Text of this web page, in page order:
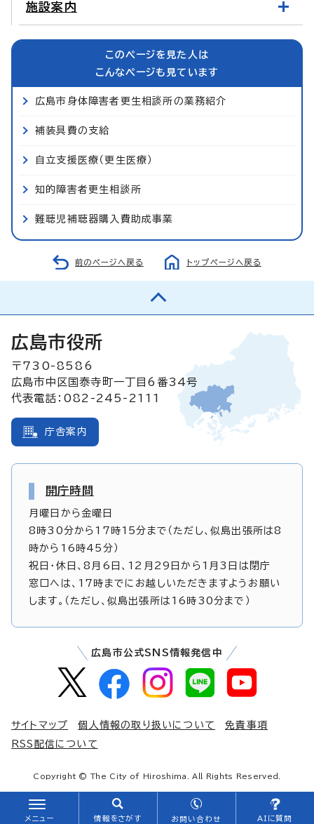
施設案内
このページを見た人は
こんなページも見ています
広島市身体障害者更生相談所の業務紹介
補装具費の支給
自立支援医療（更生医療）
知的障害者更生相談所
難聴児補聴器購入費助成事業
前のページへ戻る トップページへ戻る
メニュー 情報をさがす お問い合わせ AIに質問
広島市役所
〒730-8586
広島市中区国泰寺町一丁目6番34号
代表電話：082-245-2111
庁舎案内
開庁時間
月曜日から金曜日
8時30分から17時15分まで（ただし、似島出張所は8
時から16時45分）
祝日・休日、8月6日、12月29日から1月3日は閉庁
窓口へは、17時までにお越しいただきますようお願い
します。（ただし、似島出張所は16時30分まで）
広島市公式SNS情報発信中
サイトマップ 個人情報の取り扱いについて
免責事項
RSS配信について
Copyright © The City of Hiroshima. All Rights Reserved.